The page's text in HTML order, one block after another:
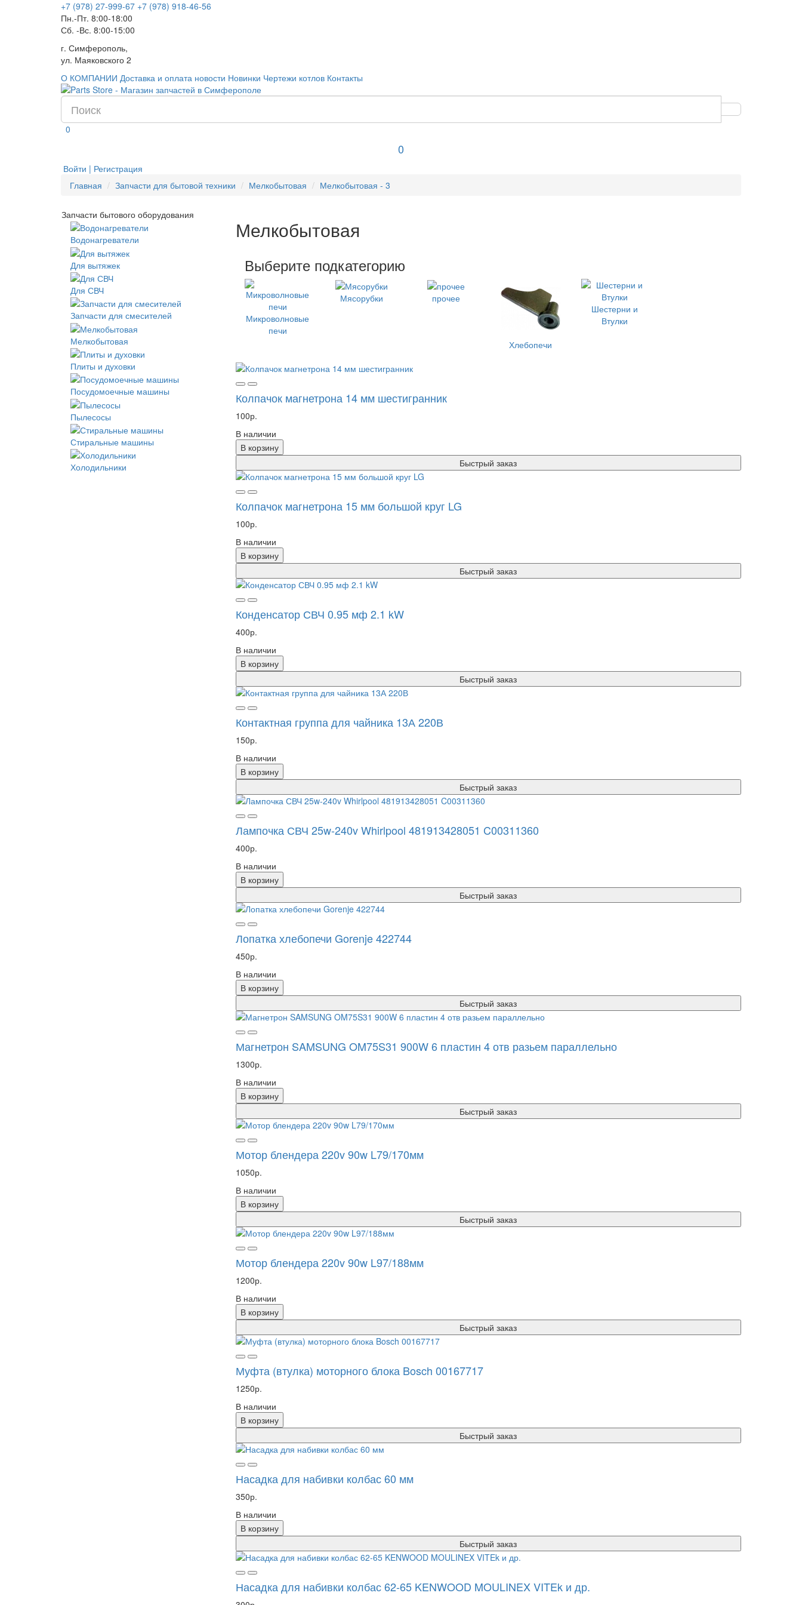
+7 (978) 27-999-67 +7 (978) 918-46-56
Пн.-Пт. 8:00-18:00
Сб. -Вс. 8:00-15:00
г. Симферополь,
ул. Маяковского 2
О КОМПАНИИ Доставка и оплата новости Новинки Чертежи котлов Контакты
0
0
Войти | Регистрация
Главная
Запчасти для бытовой техники Мелкобытовая Мелкобытовая - 3
Запчасти бытового оборудования
Водонагреватели
Для вытяжек
Для СВЧ
Запчасти для смесителей
Мелкобытовая
Плиты и духовки
Посудомоечные машины
Пылесосы
Стиральные машины
Холодильники
Мелкобытовая
Выберите подкатегорию
Микроволновые
печи
Мясорубки прочее
Хлебопечи
Шестерни и
Втулки
Колпачок магнетрона 14 мм шестигранник
100р.
В наличии
В корзину
Быстрый заказ
Колпачок магнетрона 15 мм большой круг LG
100р.
В наличии
В корзину
Быстрый заказ
Конденсатор СВЧ 0.95 мф 2.1 kW
400р.
В наличии
В корзину
Быстрый заказ
Контактная группа для чайника 13А 220В
150р.
В наличии
В корзину
Быстрый заказ
Лампочка СВЧ 25w-240v Whirlpool 481913428051 C00311360
400р.
В наличии
В корзину
Быстрый заказ
Лопатка хлебопечи Gorenje 422744
450р.
В наличии
В корзину
Быстрый заказ
Магнетрон SAMSUNG OM75S31 900W 6 пластин 4 отв разьем параллельно
1300р.
В наличии
В корзину
Быстрый заказ
Мотор блендера 220v 90w L79/170мм
1050р.
В наличии
В корзину
Быстрый заказ
Мотор блендера 220v 90w L97/188мм
1200р.
В наличии
В корзину
Быстрый заказ
Муфта (втулка) моторного блока Bosch 00167717
1250р.
В наличии
В корзину
Быстрый заказ
Насадка для набивки колбас 60 мм
350р.
В наличии
В корзину
Быстрый заказ
Насадка для набивки колбас 62-65 KENWOOD MOULINEX VITEk и др.